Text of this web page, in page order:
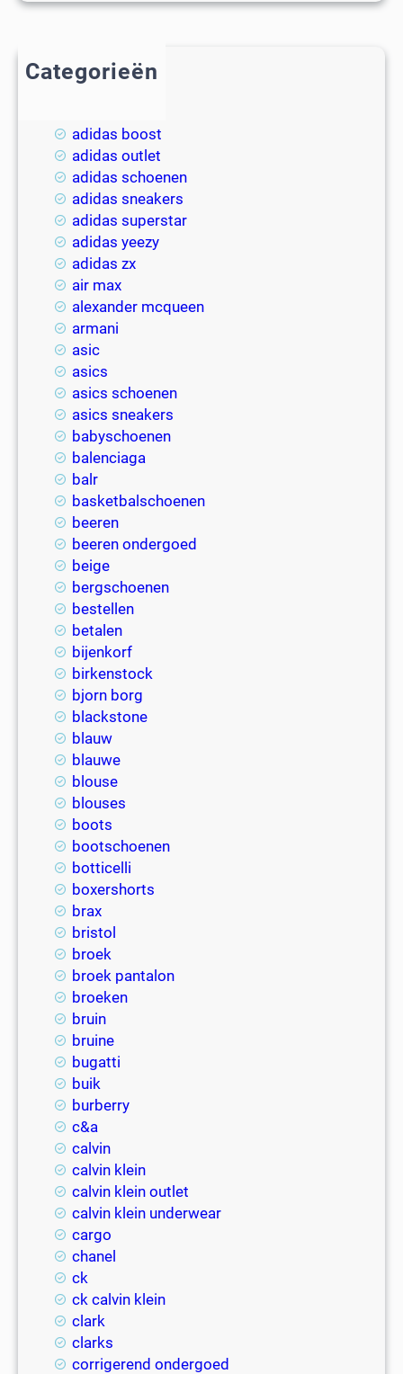
Categorieën
adidas boost
adidas outlet
adidas schoenen
adidas sneakers
adidas superstar
adidas yeezy
adidas zx
air max
alexander mcqueen
armani
asic
asics
asics schoenen
asics sneakers
babyschoenen
balenciaga
balr
basketbalschoenen
beeren
beeren ondergoed
beige
bergschoenen
bestellen
betalen
bijenkorf
birkenstock
bjorn borg
blackstone
blauw
blauwe
blouse
blouses
boots
bootschoenen
botticelli
boxershorts
brax
bristol
broek
broek pantalon
broeken
bruin
bruine
bugatti
buik
burberry
c&a
calvin
calvin klein
calvin klein outlet
calvin klein underwear
cargo
chanel
ck
ck calvin klein
clark
clarks
corrigerend ondergoed